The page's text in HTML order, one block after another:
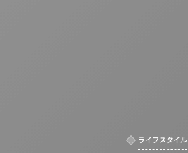
ライフスタイル